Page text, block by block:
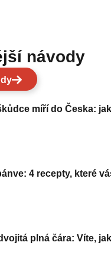
návody
míří do Česka:
4 recepty, které
plná čára: Víte,